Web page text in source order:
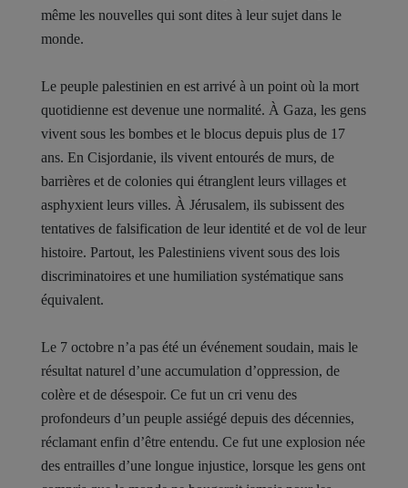
même les nouvelles qui sont dites à leur sujet dans le
monde.
Le peuple palestinien en est arrivé à un point où la mort
quotidienne est devenue une normalité. À Gaza, les gens
vivent sous les bombes et le blocus depuis plus de 17
ans. En Cisjordanie, ils vivent entourés de murs, de
barrières et de colonies qui étranglent leurs villages et
asphyxient leurs villes. À Jérusalem, ils subissent des
tentatives de falsification de leur identité et de vol de leur
histoire. Partout, les Palestiniens vivent sous des lois
discriminatoires et une humiliation systématique sans
équivalent.
Le 7 octobre n’a pas été un événement soudain, mais le
résultat naturel d’une accumulation d’oppression, de
colère et de désespoir. Ce fut un cri venu des
profondeurs d’un peuple assiégé depuis des décennies,
réclamant enfin d’être entendu. Ce fut une explosion née
des entrailles d’une longue injustice, lorsque les gens ont